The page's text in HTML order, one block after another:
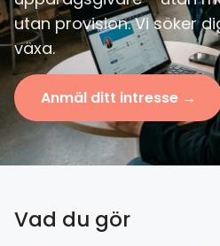
utan provision. Vi söker
växa.
Anmäl ditt intresse →
Vad du gör